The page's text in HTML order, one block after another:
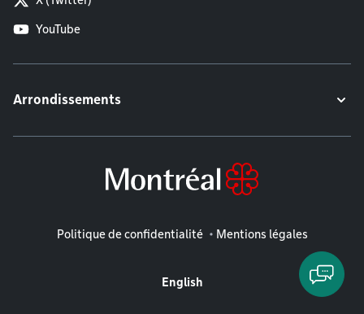
YouTube
Arrondissements
Mentions légales
Politique de confidentialité Mentions légales
English